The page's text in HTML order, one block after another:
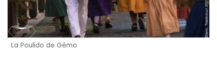
La Poulido de Gèmo